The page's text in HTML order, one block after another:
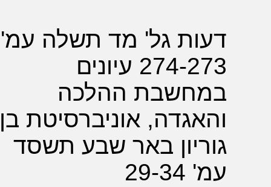
גל' מד תשלה עמ'
274-273 עיונים
ההלכה
אוניברסיטת בן
באר שבע תשסד